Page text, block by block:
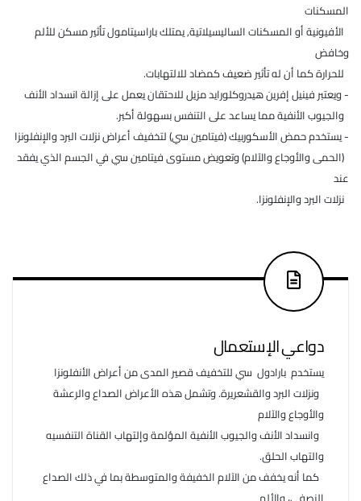
المسكنات
الأفيونية أو المسكنات الساليسيلاتية, يمتلك باراسيتامول تأثير مسكن للألم
وخافض
للحرارة كما أن له تأثير ضعيف كمضاد للالتهابات.
- ويعتبر فينيل إفرين هيدروكلورايد مزيل للاحتقان يعمل على إزالة انسداد الأنف
والجيوب الأنفية مما يساعد على التنفس بسهولة أكبر.
- يستخدم حمض الأسكوربيك (فيتامين سي) لتخفيف أعراض نزلات البرد والإنفلونزا
(الحمى والأوجاع والآلام) وتعويض مستوى فيتامين سي في الجسم الذي يفقد
عند
نزلات البرد والإنفلونزا.
دواعي الإستعمال
يستخدم بارادول سي للتخفيف قصير المدى من أعراض الأنفلونزا
ونزلات البرد والقشعريرة. وتشمل هذه الأعراض الصداع والرعشة
والأوجاع والآلام
وانسداد الأنف والجيوب الأنفية المؤلمة وإلتهاب القناة التنفسيه
والتهاب الحلق.
كما أنه يخفف من الآلام الخفيفة والمتوسطة بما في ذلك الصداع